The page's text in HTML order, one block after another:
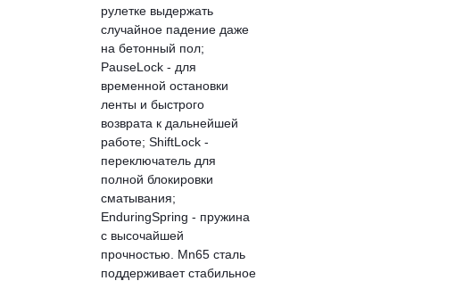
рулетке выдержать
случайное падение даже
на бетонный пол;
PauseLock - для
временной остановки
ленты и быстрого
возврата к дальнейшей
работе; ShiftLock -
переключатель для
полной блокировки
сматывания;
EnduringSpring - пружина
с высочайшей
прочностью. Mn65 сталь
поддерживает стабильное